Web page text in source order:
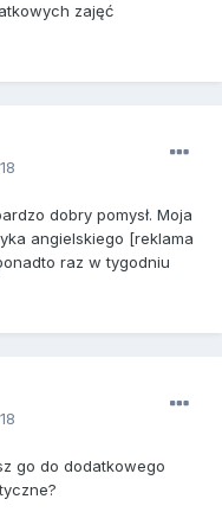
zajęć
dobry pomysł. Moja
angielskiego [reklama
raz w tygodniu
go do dodatkowego